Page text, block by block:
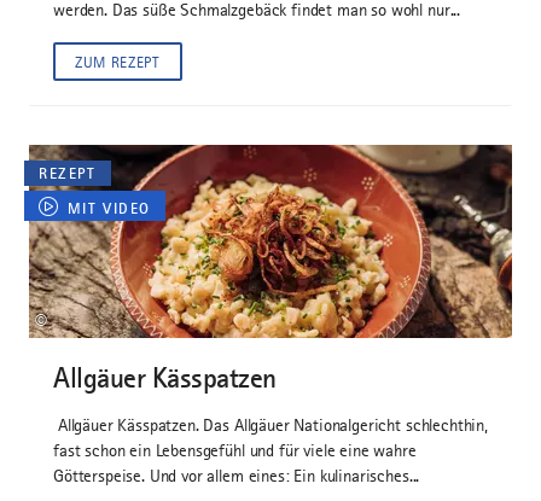
werden. Das süße Schmalzgebäck findet man so wohl nur...
ZUM REZEPT
REZEPT
MIT VIDEO
©
Allgäuer Kässpatzen
Allgäuer Kässpatzen. Das Allgäuer Nationalgericht schlechthin,
fast schon ein Lebensgefühl und für viele eine wahre
Götterspeise. Und vor allem eines: Ein kulinarisches...